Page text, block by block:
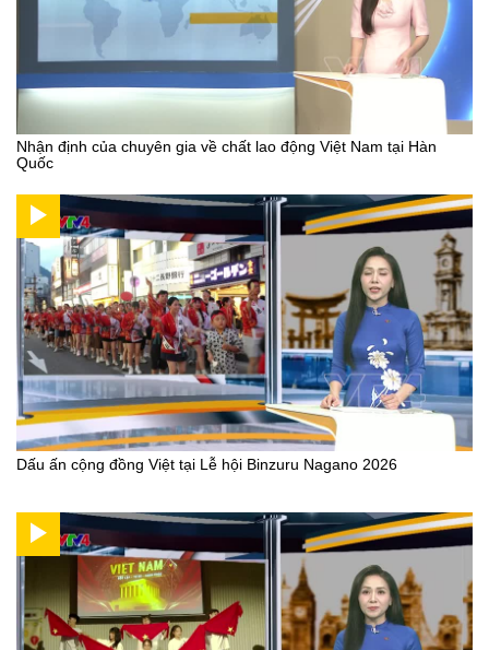
Nhận định của chuyên gia về chất lao động Việt Nam tại Hàn
Quốc
Dấu ấn cộng đồng Việt tại Lễ hội Binzuru Nagano 2026